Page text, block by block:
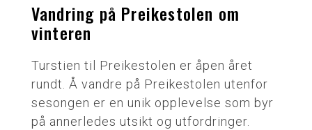
Vandring på Preikestolen om
vinteren
Turstien til Preikestolen er åpen året
rundt. Å vandre på Preikestolen utenfor
sesongen er en unik opplevelse som byr
på annerledes utsikt og utfordringer.